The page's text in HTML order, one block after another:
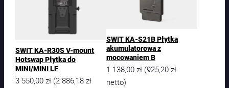
SWIT KA-R30S V-mount
Hotswap Płytka do
MINI/MINI LF
3 550,00zł (2 886,18zł
SWIT KA-S21B Płytka
akumulatorowa z
mocowaniem B
1 138,00 zł (925,20 zł
netto)